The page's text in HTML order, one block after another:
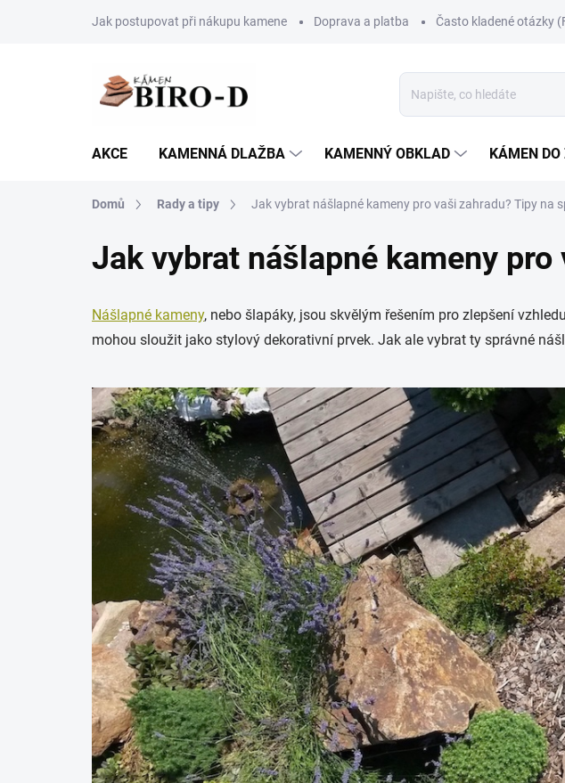
Jak postupovat při nákupu kamene Doprava a platba Často kladené otázky
AKCE KAMENNÁ DLAŽBA KAMENNÝ OBKLAD KÁMEN
Domů Rady a tipy Jak vybrat nášlapné kameny pro vaši zahradu? Tipy na
Jak vybrat nášlapné kameny
Nášlapné kameny, nebo šlapáky, jsou skvělým řešením pro zlepšení
mohou sloužit jako stylový dekorativní prvek. Jak ale vybrat ty správné